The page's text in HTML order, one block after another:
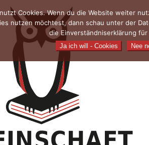
Cookies. Wenn du die Website weiter
nutzen möchtest, dann schau unter der
die Einverständniserklärung
Ja ich will - Cookies Nee